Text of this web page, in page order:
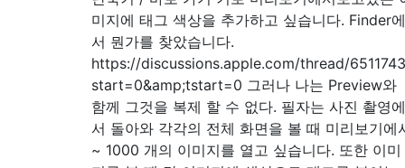
미지에 태그 색상을 추가하고 싶습니다. Finder에
서 뭔가를 찾았습니다.
https://discussions.apple.com/thread/
start=0&amp;tstart=0 그러나 나는 Preview와
함께 그것을 복제 할 수 없다. 필자는 사진 촬영에
서 돌아와 각각의 전체 화면을 볼 때 미리보기에
~ 1000 개의 이미지를 열고 싶습니다. 또한 이미